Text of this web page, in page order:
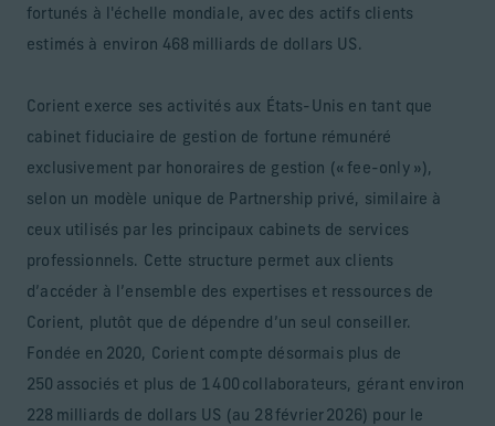
fortunés à l'échelle mondiale, avec des actifs clients
estimés à environ 468 milliards de dollars US.
Corient exerce ses activités aux États-Unis en tant que
cabinet fiduciaire de gestion de fortune rémunéré
exclusivement par honoraires de gestion (« fee-only »),
selon un modèle unique de Partnership privé, similaire à
ceux utilisés par les principaux cabinets de services
professionnels. Cette structure permet aux clients
d’accéder à l’ensemble des expertises et ressources de
Corient, plutôt que de dépendre d’un seul conseiller.
Fondée en 2020, Corient compte désormais plus de
250 associés et plus de 1 400 collaborateurs, gérant environ
228 milliards de dollars US (au 28 février 2026) pour le